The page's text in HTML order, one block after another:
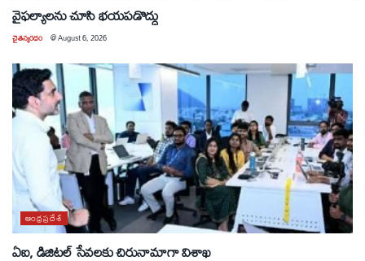
వైఫల్యాలను చూసి భయపడొద్దు
చైతన్యరధం @August 6, 2026
ఆంధ్రప్రదేశ్
ఏఐ, డిజిటల్ సేవలకు చిరునామాగా విశాఖ